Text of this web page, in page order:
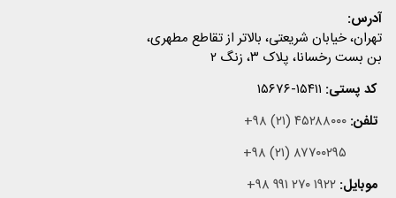
آدرس:
تهران، خیابان شریعتی، بالاتر از تقاطع مطهری،
بن بست رخسانا، پلاک ۳، زنگ ۲
کد پستی: ۱۵۶۷۶-۱۵۴۱۱
تلفن: +۹۸ (۲۱) ۴۵۲۸۸۰۰۰
+۹۸ (۲۱) ۸۷۷۰۰۲۹۵
موبایل: +۹۸ ۹۹۱ ۲۷۰ ۱۹۲۲